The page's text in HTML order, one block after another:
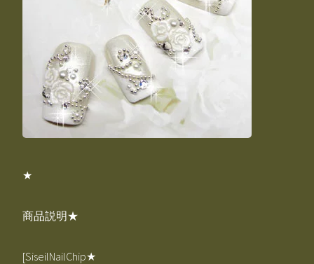
★
商品説明★
[SiseilNailChip★